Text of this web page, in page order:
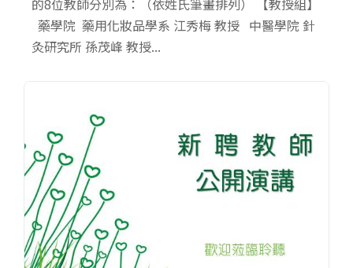
藥學院 藥用化妝品學系 江秀梅 教授 中醫學院 針
灸研究所 孫茂峰 教授...